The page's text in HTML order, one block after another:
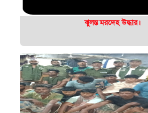
ঝুলন্ত মরদেহ উদ্ধার।